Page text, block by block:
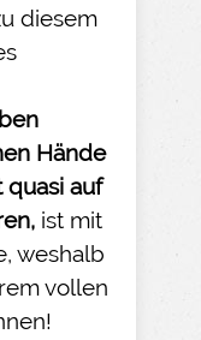
diesem
Hände
quasi auf
ist mit
weshalb
vollen